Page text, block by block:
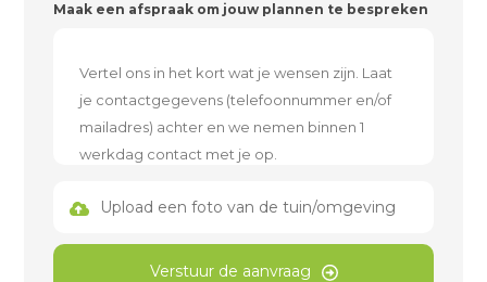
Maak een afspraak om jouw plannen te bespreken
Upload een foto van de tuin/omgeving
Verstuur de aanvraag